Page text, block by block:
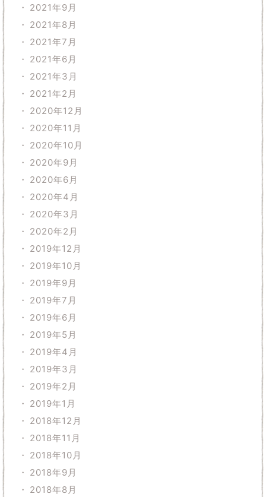
2021年9月
2021年8月
2021年7月
2021年6月
2021年3月
2021年2月
2020年12月
2020年11月
2020年10月
2020年9月
2020年6月
2020年4月
2020年3月
2020年2月
2019年12月
2019年10月
2019年9月
2019年7月
2019年6月
2019年5月
2019年4月
2019年3月
2019年2月
2019年1月
2018年12月
2018年11月
2018年10月
2018年9月
2018年8月